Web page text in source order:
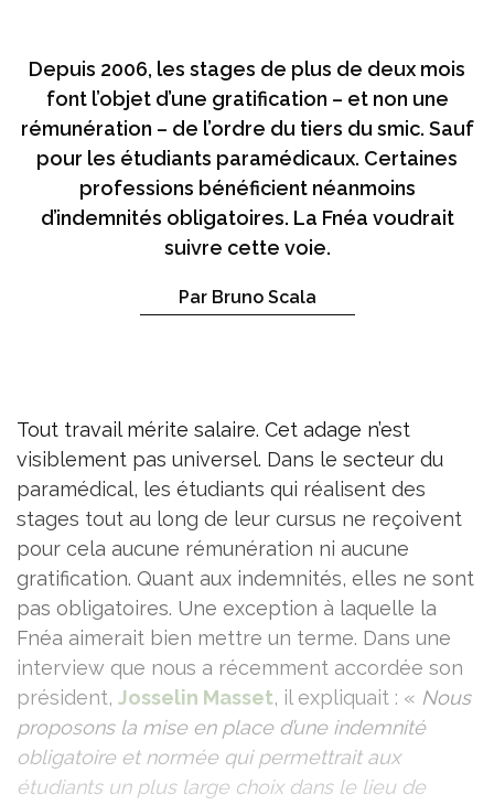
Depuis 2006, les stages de plus de deux mois
font l’objet d’une gratification – et non une
rémunération – de l’ordre du tiers du smic. Sauf
pour les étudiants paramédicaux. Certaines
professions bénéficient néanmoins
d’indemnités obligatoires. La Fnéa voudrait
suivre cette voie.
Par Bruno Scala
Tout travail mérite salaire. Cet adage n’est
visiblement pas universel. Dans le secteur du
paramédical, les étudiants qui réalisent des
stages tout au long de leur cursus ne reçoivent
pour cela aucune rémunération ni aucune
gratification. Quant aux indemnités, elles ne sont
pas obligatoires. Une exception à laquelle la
Fnéa aimerait bien mettre un terme. Dans une
interview que nous a récemment accordée son
président, Josselin Masset, il expliquait : « Nous
proposons la mise en place d’une indemnité
obligatoire et normée qui permettrait aux
étudiants un plus large choix dans le lieu de